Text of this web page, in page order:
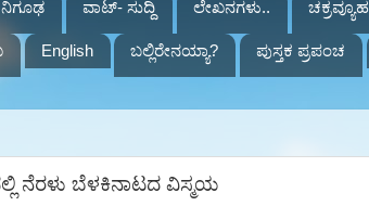
ನಿಗೂಢ ವಾಟ್- ಸುದ್ದಿ ಲೇಖನಗಳು.. ಚಕ್ರವ್ಯೂಹ
English ಬಲ್ಲಿರೇನಯ್ಯಾ? ಪುಸ್ತಕ ಪ್ರಪಂಚ
ನೆರಳು ಬೆಳಕಿನಾಟದ ವಿಸ್ಮಯ